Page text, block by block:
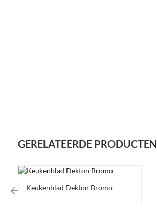
GERELATEERDE PRODUCTEN
Keukenblad Dekton Bromo